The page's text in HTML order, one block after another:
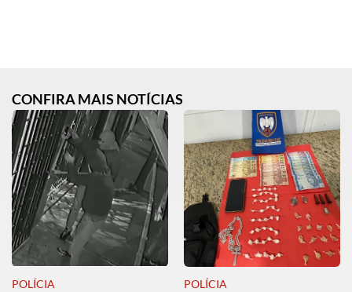
CONFIRA MAIS NOTÍCIAS
POLÍCIA POLÍCIA